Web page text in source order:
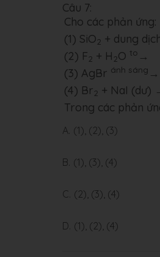
Câu 7:
Cho các phản ứng:
(1) SiO2 + dung
(2) F2 + H 2O to →
(3) AgBr ánh sáng →
(4) Br2 + NaI (dư)
Trong các phản
A. (1), (2), (3)
B. (1), (3), (4)
C. (2), (3), (4)
D. (1), (2), (4)